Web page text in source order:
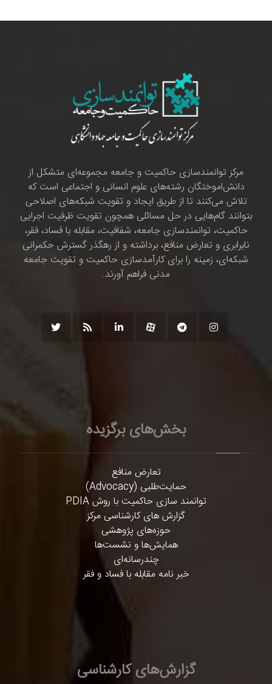
مرکز توانمندسازی حاکمیت و جامعه مجموعه‌ای متشکل از
دانش‌اموختگان رشته‌های علوم انسانی و اجتماعی است که
تلاش می‌کنند تا از طریق ایجاد و تقویت شبکه‌های اصلاحی
بتوانند گام‌هایی در حل مسائلی همچون تقویت ظرفیت اجرایی
حاکمیت، توانمندسازی جامعه، شفافیت، مقابله با فساد، فقر،
نابرابری و تعارض منافع، برداشته و از رهگذر گسترش حکمرانی
شبکه‌ای، زمینه را برای کارآمدسازی حاکمیت و تقویت جامعه
مدنی فراهم آورند.
بخش‌های برگزیده
تعارض منافع
حمایت‌طلبی (Advocacy)
توانمند سازی حاکمیت با روش PDIA
گزارش های کارشناسی مرکز
حوزه‌های پژوهشی
همایش‌ها و نشست‌ها
چندرسانه‌ای
خبر نامه مقابله با فساد و فقر
گزارش‌های کارشناسی